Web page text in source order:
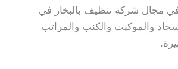
مجال شركة تنظيف بالبخار في
والموكيت والكنب والمراتب